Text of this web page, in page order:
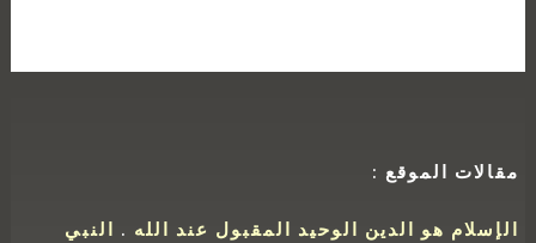
مقالات الموقع :
الإسلام هو الدين الوحيد المقبول عند الله .
النبي